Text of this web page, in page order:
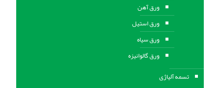
ورق آهن
ورق استیل
ورق سیاه
ورق گالوانیزه
تسمه آلیاژی